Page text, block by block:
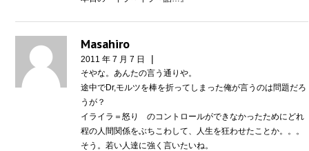
Masahiro
2011 年 7 月 7 日 |
そやな。あんたの言う通りや。
途中でDr,モルツを棒を折ってしまった俺が言うのは問題だろ
うが？
イライラ＝怒り のコントロールができなかったためにどれ
程の人間関係をぶちこわして、人生を狂わせたことか。。。
そう。若い人達に強く言いたいね。